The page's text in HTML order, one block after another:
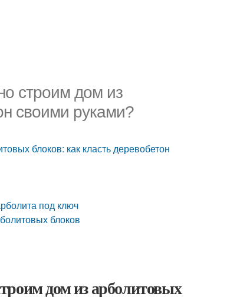
строим дом из
своими руками?
блоков: как класть деревобетон
под ключ
блоков
дом из арболитовых